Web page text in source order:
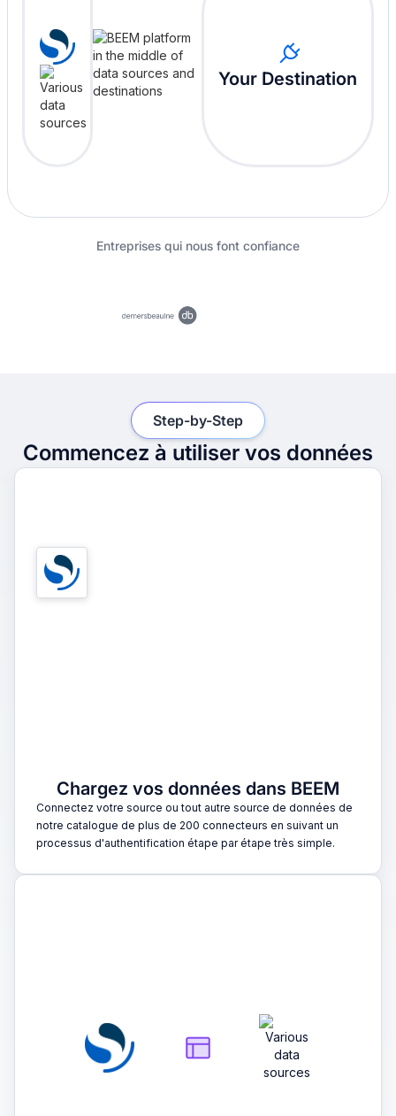
Your Destination
Entreprises qui nous font confiance
Commencez à utiliser vos données
Step-by-Step
Chargez vos données dans BEEM
Connectez votre source ou tout autre source de données de
notre catalogue de plus de 200 connecteurs en suivant un
processus d'authentification étape par étape très simple.